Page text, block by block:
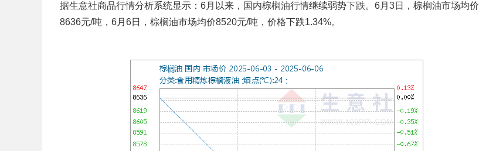
据生意社商品行情分析系统显示：6月以来，国内棕榈油行情继续弱势下跌。6月3日，棕榈油市场均价
8636元/吨，6月6日，棕榈油市场均价8520元/吨，价格下跌1.34%。